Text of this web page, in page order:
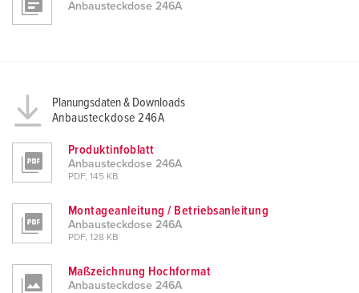
Anbausteckdose 246A
Planungsdaten & Downloads
Anbausteckdose 246A
Produktinfoblatt
Anbausteckdose 246A
PDF, 145 KB
Montageanleitung / Betriebsanleitung
Anbausteckdose 246A
PDF, 128 KB
Maßzeichnung Hochformat
Anbausteckdose 246A